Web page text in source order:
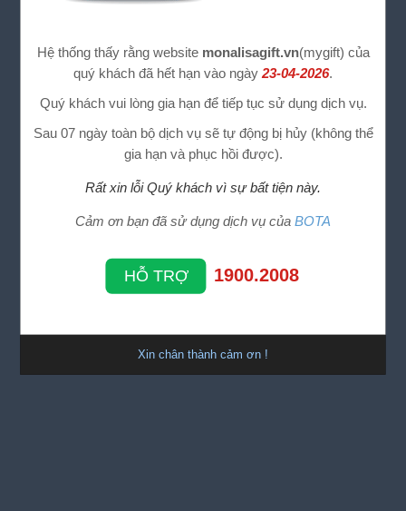
Hệ thống thấy rằng website monalisagift.vn(mygift) của
quý khách đã hết hạn vào ngày 23-04-2026.
Quý khách vui lòng gia hạn để tiếp tục sử dụng dịch vụ.
Sau 07 ngày toàn bộ dịch vụ sẽ tự động bị hủy (không thể
gia hạn và phục hồi được).
Rất xin lỗi Quý khách vì sự bất tiện này.
Cảm ơn bạn đã sử dụng dịch vụ của BOTA
HỖ TRỢ 1900.2008
Xin chân thành cảm ơn !